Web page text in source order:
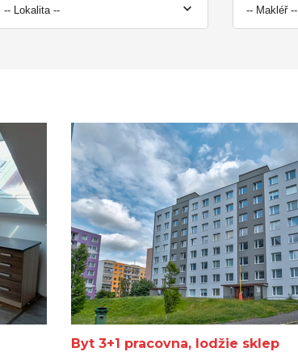
-- Lokalita -- -- Makléř --
Byt 3+1 pracovna, lodžie sklep